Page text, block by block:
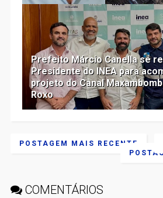
Prefeito Márcio Canella se
Presidente do INEA para
projeto do Canal
Roxo
POSTAGEM MAIS RECENTE
COMENTÁRIOS